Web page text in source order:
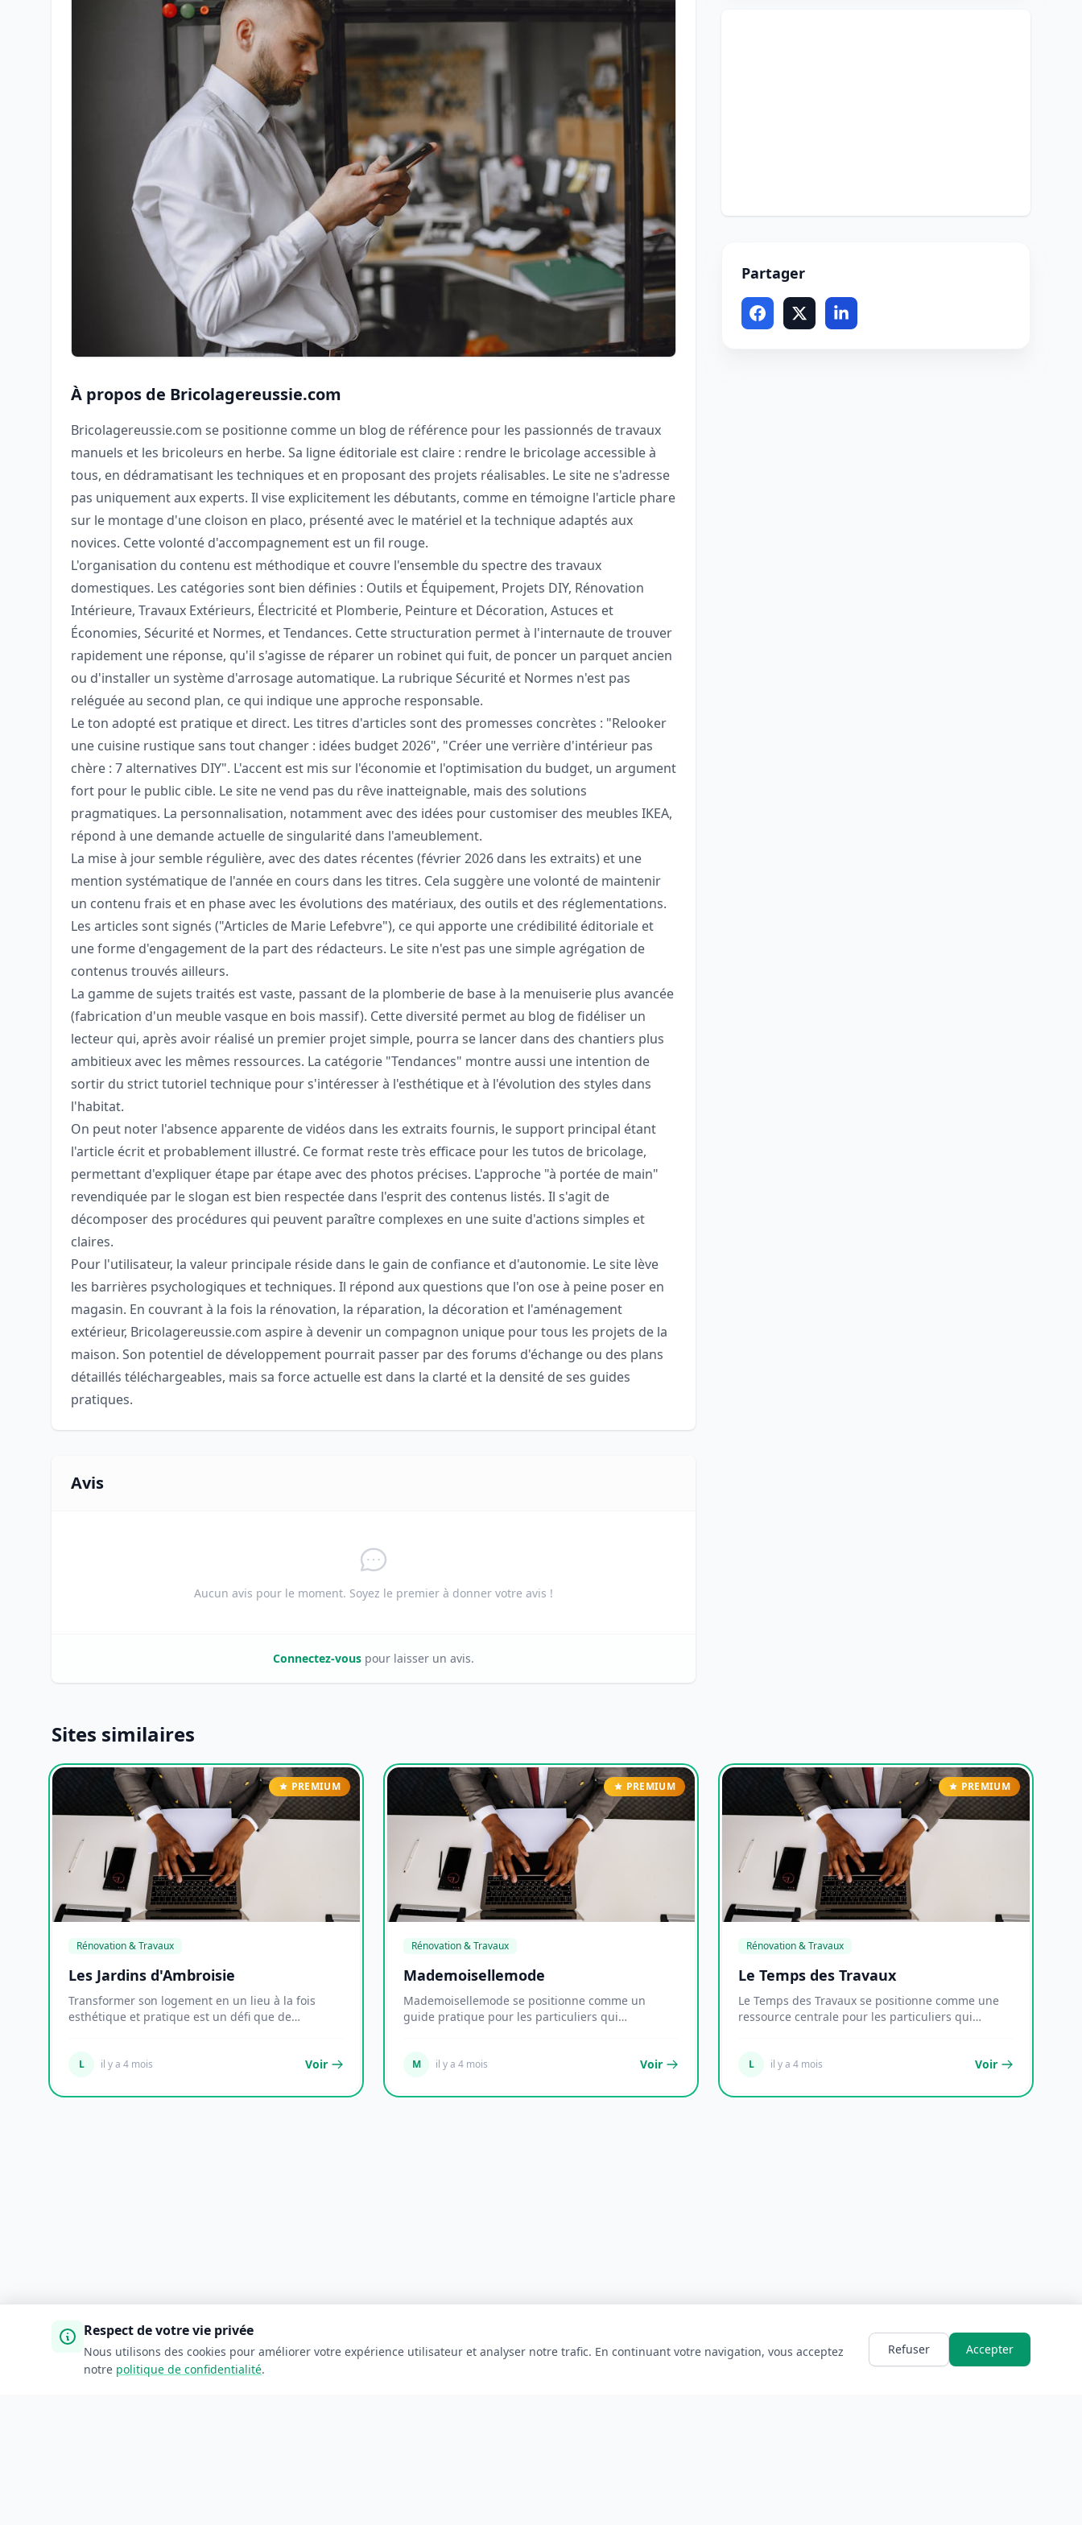
À propos de Bricolagereussie.com
Bricolagereussie.com se positionne comme un blog de référence pour les passionnés de travaux
manuels et les bricoleurs en herbe. Sa ligne éditoriale est claire : rendre le bricolage accessible à
tous, en dédramatisant les techniques et en proposant des projets réalisables. Le site ne s'adresse
pas uniquement aux experts. Il vise explicitement les débutants, comme en témoigne l'article phare
sur le montage d'une cloison en placo, présenté avec le matériel et la technique adaptés aux
novices. Cette volonté d'accompagnement est un fil rouge.
L'organisation du contenu est méthodique et couvre l'ensemble du spectre des travaux
domestiques. Les catégories sont bien définies : Outils et Équipement, Projets DIY, Rénovation
Intérieure, Travaux Extérieurs, Électricité et Plomberie, Peinture et Décoration, Astuces et
Économies, Sécurité et Normes, et Tendances. Cette structuration permet à l'internaute de trouver
rapidement une réponse, qu'il s'agisse de réparer un robinet qui fuit, de poncer un parquet ancien
ou d'installer un système d'arrosage automatique. La rubrique Sécurité et Normes n'est pas
reléguée au second plan, ce qui indique une approche responsable.
Le ton adopté est pratique et direct. Les titres d'articles sont des promesses concrètes : "Relooker
une cuisine rustique sans tout changer : idées budget 2026", "Créer une verrière d'intérieur pas
chère : 7 alternatives DIY". L'accent est mis sur l'économie et l'optimisation du budget, un argument
fort pour le public cible. Le site ne vend pas du rêve inatteignable, mais des solutions
pragmatiques. La personnalisation, notamment avec des idées pour customiser des meubles IKEA,
répond à une demande actuelle de singularité dans l'ameublement.
La mise à jour semble régulière, avec des dates récentes (février 2026 dans les extraits) et une
mention systématique de l'année en cours dans les titres. Cela suggère une volonté de maintenir
un contenu frais et en phase avec les évolutions des matériaux, des outils et des réglementations.
Les articles sont signés ("Articles de Marie Lefebvre"), ce qui apporte une crédibilité éditoriale et
une forme d'engagement de la part des rédacteurs. Le site n'est pas une simple agrégation de
contenus trouvés ailleurs.
La gamme de sujets traités est vaste, passant de la plomberie de base à la menuiserie plus avancée
(fabrication d'un meuble vasque en bois massif). Cette diversité permet au blog de fidéliser un
lecteur qui, après avoir réalisé un premier projet simple, pourra se lancer dans des chantiers plus
ambitieux avec les mêmes ressources. La catégorie "Tendances" montre aussi une intention de
sortir du strict tutoriel technique pour s'intéresser à l'esthétique et à l'évolution des styles dans
l'habitat.
On peut noter l'absence apparente de vidéos dans les extraits fournis, le support principal étant
l'article écrit et probablement illustré. Ce format reste très efficace pour les tutos de bricolage,
permettant d'expliquer étape par étape avec des photos précises. L'approche "à portée de main"
revendiquée par le slogan est bien respectée dans l'esprit des contenus listés. Il s'agit de
décomposer des procédures qui peuvent paraître complexes en une suite d'actions simples et
claires.
Pour l'utilisateur, la valeur principale réside dans le gain de confiance et d'autonomie. Le site lève
les barrières psychologiques et techniques. Il répond aux questions que l'on ose à peine poser en
magasin. En couvrant à la fois la rénovation, la réparation, la décoration et l'aménagement
extérieur, Bricolagereussie.com aspire à devenir un compagnon unique pour tous les projets de la
maison. Son potentiel de développement pourrait passer par des forums d'échange ou des plans
détaillés téléchargeables, mais sa force actuelle est dans la clarté et la densité de ses guides
pratiques.
Avis
Aucun avis pour le moment. Soyez le premier à donner votre avis !
Connectez-vous pour laisser un avis.
Partager
Sites similaires
PREMIUM
Rénovation & Travaux
Les Jardins d'Ambroisie
Transformer son logement en un lieu à la fois
esthétique et pratique est un défi que de
L il y a 4 mois Voir
PREMIUM
Rénovation & Travaux
Mademoisellemode
Mademoisellemode se positionne comme un
guide pratique pour les particuliers qui
M il y a 4 mois Voir
PREMIUM
Rénovation & Travaux
Le Temps des Travaux
Le Temps des Travaux se positionne comme une
ressource centrale pour les particuliers qui
L il y a 4 mois Voir
Respect de votre vie privée
Nous utilisons des cookies pour améliorer votre expérience utilisateur et analyser notre trafic. En continuant votre navigation, vous acceptez
notre politique de confidentialité.
Refuser Accepter